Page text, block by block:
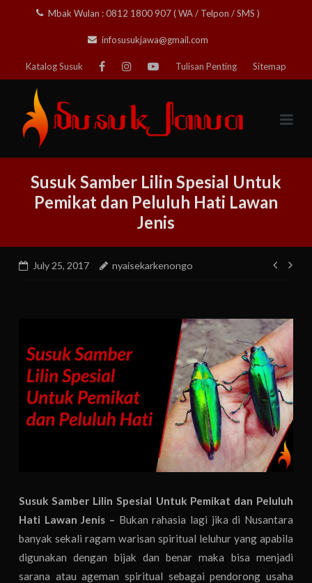
Mbak Wulan : 0812 1800 907 ( WA / Telpon / SMS )
infosusukjawa@gmail.com
Katalog Susuk Tulisan Penting Sitemap
Susuk Samber Lilin Spesial Untuk
Pemikat dan Peluluh Hati Lawan
Jenis
July 25, 2017 nyaisekarkenongo
Post
Susuk Samber Lilin Spesial Untuk Pemikat dan Peluluh
Hati Lawan Jenis – Bukan rahasia lagi jika di Nusantara
banyak sekali ragam warisan spiritual leluhur yang apabila
digunakan dengan bijak dan benar maka bisa menjadi
sarana atau ageman spiritual sebagai pendorong usaha